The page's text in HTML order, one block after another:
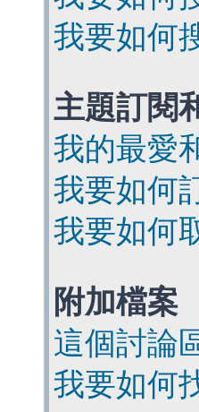
我要如何
主題訂閱
我的最愛
我要如何
我要如何
附加檔案
這個討論
我要如何